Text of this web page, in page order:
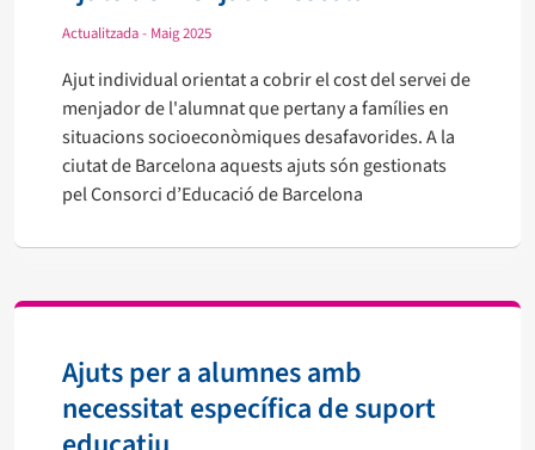
Actualitzada - Maig 2025
Ajut individual orientat a cobrir el cost del servei de
menjador de l'alumnat que pertany a famílies en
situacions socioeconòmiques desafavorides. A la
ciutat de Barcelona aquests ajuts són gestionats
pel Consorci d’Educació de Barcelona
Ajuts per a alumnes amb
necessitat específica de suport